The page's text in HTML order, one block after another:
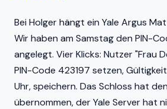
Bei Holger hängt ein Yale Argus
Wir haben am Samstag den PIN-
angelegt. Vier Klicks: Nutzer "Frau
PIN-Code 423197 setzen,
Uhr, speichern. Das Schloss hat
übernommen, der Yale Server hat